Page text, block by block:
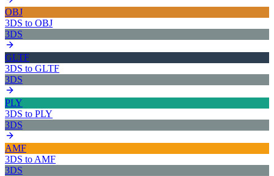
OBJ
3DS to OBJ
3DS
GLTF
3DS to GLTF
3DS
PLY
3DS to PLY
3DS
AMF
3DS to AMF
3DS